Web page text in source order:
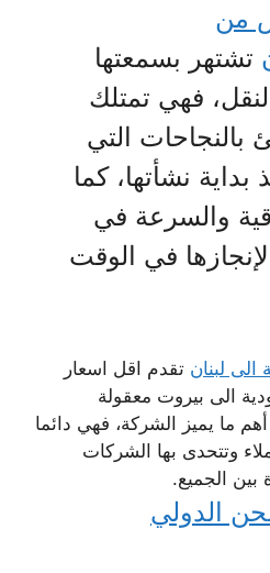
من
تشتهر بسمعتها
فهي تمتلك
التي
نشأتها، كما
والسرعة في
في الوقت
لبنان تقدم اقل اسعار
الى بيروت معقولة
ما يميز الشركة، فهي دائما
وتتحدى بها الشركات
بين الجميع.
الدولي